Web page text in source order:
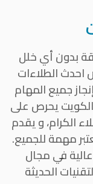
بدون أي خلل
احدث الطلاءات
جميع المهام
يحرص على
الكرام، و يقدم
مهمة للجميع.
في مجال
الحديثة